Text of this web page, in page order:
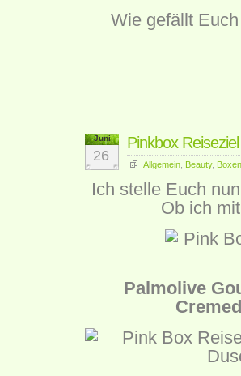
Wie gefällt
Juni
26
Pinkbox
Allgemein Beauty, Boxen
Ich stelle Euch
Ob ich
Palmolive